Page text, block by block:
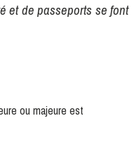
et de passeports se font
ou majeure est